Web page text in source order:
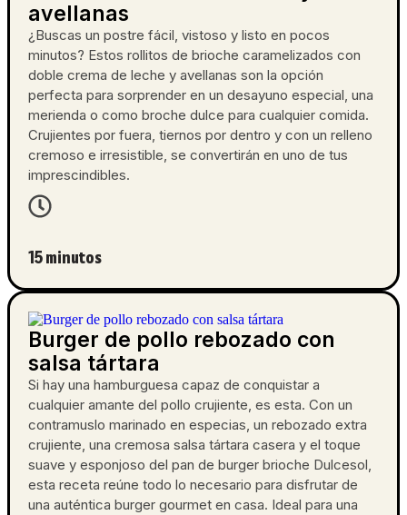
avellanas
¿Buscas un postre fácil, vistoso y listo en pocos
minutos? Estos rollitos de brioche caramelizados con
doble crema de leche y avellanas son la opción
perfecta para sorprender en un desayuno especial, una
merienda o como broche dulce para cualquier comida.
Crujientes por fuera, tiernos por dentro y con un relleno
cremoso e irresistible, se convertirán en uno de tus
imprescindibles.
15 minutos
Burger de pollo rebozado con
salsa tártara
Si hay una hamburguesa capaz de conquistar a
cualquier amante del pollo crujiente, es esta. Con un
contramuslo marinado en especias, un rebozado extra
crujiente, una cremosa salsa tártara casera y el toque
suave y esponjoso del pan de burger brioche Dulcesol,
esta receta reúne todo lo necesario para disfrutar de
una auténtica burger gourmet en casa. Ideal para una